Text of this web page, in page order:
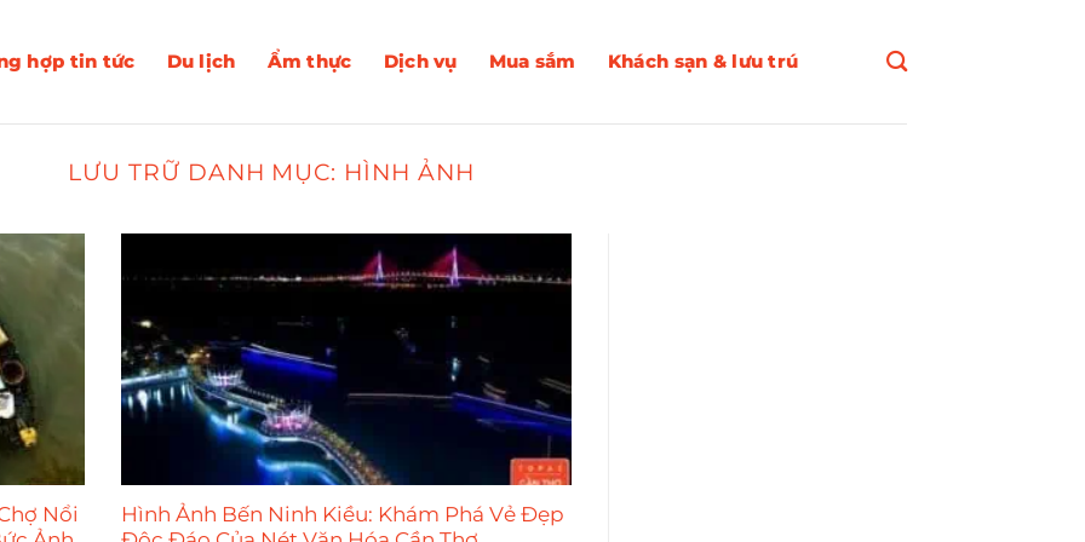
hợp tin tức Du lịch Ẩm thực Dịch vụ Mua sắm Khách sạn & lưu trú
LƯU TRỮ DANH MỤC: HÌNH ẢNH
Nổi
Hình Ảnh Bến Ninh Kiều: Khám Phá Vẻ Đẹp